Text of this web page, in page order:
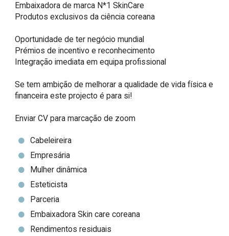
Embaixadora de marca N*1 SkinCare
Produtos exclusivos da ciência coreana
Oportunidade de ter negócio mundial
Prémios de incentivo e reconhecimento
Integração imediata em equipa profissional
Se tem ambição de melhorar a qualidade de vida física e
financeira este projecto é para si!
Enviar CV para marcação de zoom
Cabeleireira
Empresária
Mulher dinâmica
Esteticista
Parceria
Embaixadora Skin care coreana
Rendimentos residuais